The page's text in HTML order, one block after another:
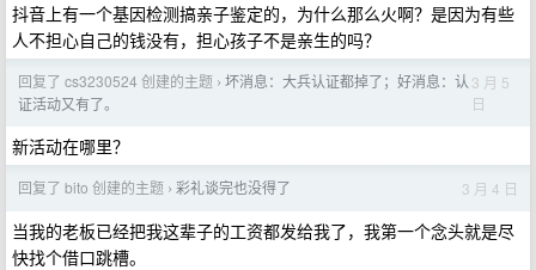
抖音上有一个基因检测搞亲子鉴定的，为什么那么火啊？是因为有些
人不担心自己的钱没有，担心孩子不是亲生的吗？
回复了 cs3230524 创建的主题 › 坏消息：大兵认证都掉了；好消息：认
证活动又有了。
3 月 5
日
新活动在哪里？
回复了 bito 创建的主题 › 彩礼谈完也没得了 3 月 4 日
当我的老板已经把我这辈子的工资都发给我了，我第一个念头就是尽
快找个借口跳槽。